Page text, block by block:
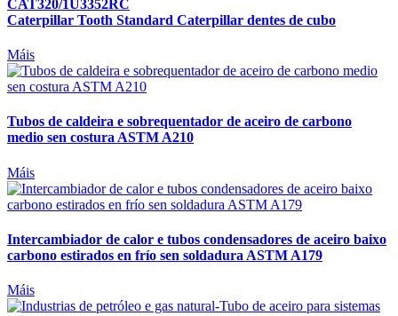
CAT320/1U3352RC
Caterpillar Tooth Standard Caterpillar dentes de cubo
Máis
Tubos de caldeira e sobrequentador de aceiro de carbono
medio sen costura ASTM A210
Máis
Intercambiador de calor e tubos condensadores de aceiro baixo
carbono estirados en frío sen soldadura ASTM A179
Máis